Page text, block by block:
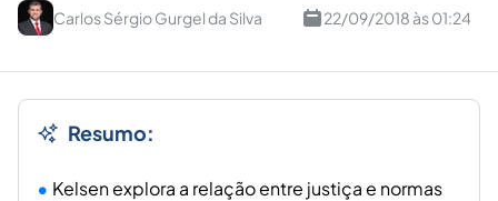
Carlos Sérgio Gurgel da Silva 22/09/2018 às 01:24
Resumo:
Kelsen explora a relação entre justiça e normas